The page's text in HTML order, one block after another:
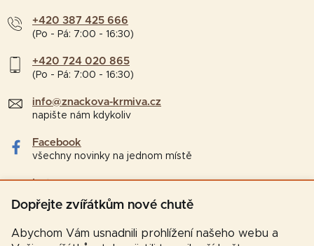
Dopřejte zvířátkům nové chutě
Abychom Vám usnadnili prohlížení našeho webu a
+420 387 425 666
(Po - Pá: 7:00 - 16:30)
+420 724 020 865
(Po - Pá: 7:00 - 16:30)
info@znackova-krmiva.cz
napište nám kdykoliv
Facebook
všechny novinky na jednom místě
Instagram
tipy a zajímavosti pro chovatele